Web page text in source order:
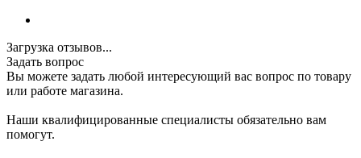
Загрузка отзывов...
Задать вопрос
Вы можете задать любой интересующий вас вопрос по товару
или работе магазина.
Наши квалифицированные специалисты обязательно вам
помогут.